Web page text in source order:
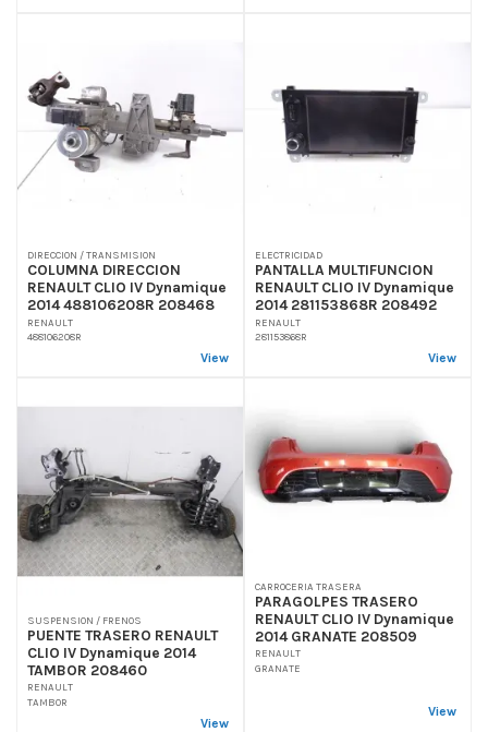
DIRECCION / TRANSMISION
COLUMNA DIRECCION
RENAULT CLIO IV Dynamique
2014 488106208R 208468
RENAULT
488106208R
View
ELECTRICIDAD
PANTALLA MULTIFUNCION
RENAULT CLIO IV Dynamique
2014 281153868R 208492
RENAULT
281153868R
View
SUSPENSION / FRENOS
PUENTE TRASERO RENAULT
CLIO IV Dynamique 2014
TAMBOR 208460
RENAULT
TAMBOR
View
CARROCERIA TRASERA
PARAGOLPES TRASERO
RENAULT CLIO IV Dynamique
2014 GRANATE 208509
RENAULT
GRANATE
View